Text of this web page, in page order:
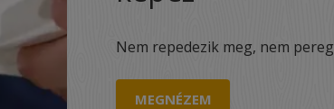
Nem repedezik meg, nem
MEGNÉZEM